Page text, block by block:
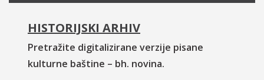
HISTORIJSKI ARHIV
Pretražite digitalizirane verzije pisane
kulturne baštine – bh. novina.